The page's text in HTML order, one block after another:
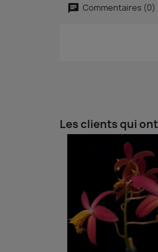
Commentaires (0)
Les clients qui